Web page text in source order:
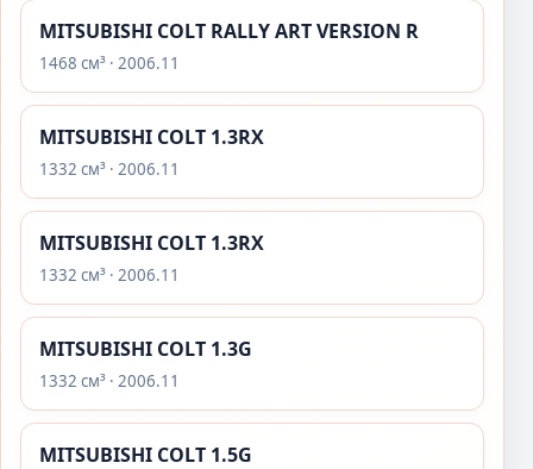
MITSUBISHI COLT RALLY ART VERSION R
1468 см³ · 2006.11
MITSUBISHI COLT 1.3RX
1332 см³ · 2006.11
MITSUBISHI COLT 1.3RX
1332 см³ · 2006.11
MITSUBISHI COLT 1.3G
1332 см³ · 2006.11
MITSUBISHI COLT 1.5G